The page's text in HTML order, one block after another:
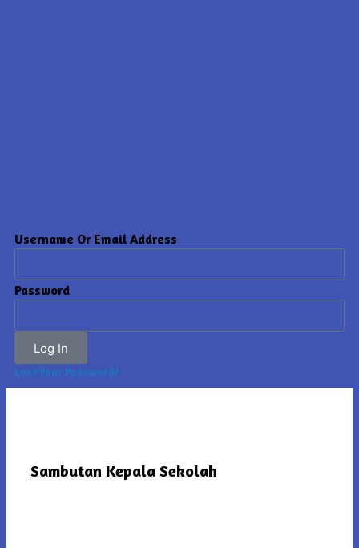
Username Or Email Address
Password
Log In
Lost Your Password?
Sambutan Kepala Sekolah